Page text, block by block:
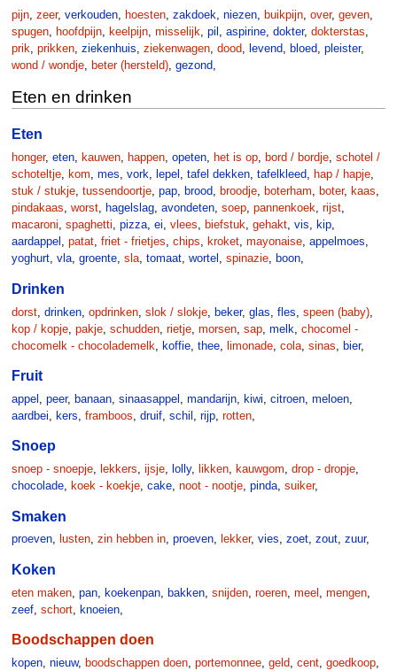
pijn, zeer, verkouden, hoesten, zakdoek niezen, buikpijn, over, geven,
spugen, hoofdpijn, keelpijn, misselijk pil aspirine, dokter, dokterstas
prik
prikken, ziekenhuis ziekenwagen, dood levend bloed pleister,
wond / wondje, beter (hersteld), gezond
Eten en drinken
Eten
honger, eten, kauwen, happen, opeten, het is op, bord / bordje, schotel /
schoteltje, kom, mes, vork, lepel , tafel dekken, tafelkleed, hap / hapje,
stuk / stukje, tussendoortje, pap, brood, broodje, boterham, boter, kaas,
pindakaas, worst, hagelslag, avondeten, soep, pannenkoek, rijst,
macaroni, spaghetti, pizza, ei, vlees, biefstuk, gehakt, vis, kip,
aardappel , patat, friet - frietjes, chips, kroket, mayonaise, appelmoes,
yoghurt, vla, groente, sla, tomaat, wortel , spinazie, boon,
Drinken
dorst, drinken, opdrinken, slok / slokje, beker, glas fles speen (baby),
kop / kopje, pakje, schudden, rietje, morsen, sap, melk
chocomel -
chocomelk - chocolademelk
koffie, thee, limonade, cola, sinas bier,
Fruit
appel , peer, banaan, sinaasappel , mandarijn, kiwi, citroen, meloen,
aardbei, kers, framboos, druif, schil , rijp, rotten,
Snoep
snoep - snoepje, lekkers, ijsje, lolly, likken, kauwgom, drop - dropje,
chocolade, koek - koekje, cake, noot - nootje, pinda, suiker,
Smaken
proeven, lusten, zin hebben in, proeven, lekker, vies, zoet, zout, zuur,
Koken
eten maken, pan, koekenpan, bakken, snijden, roeren, meel mengen,
zeef, schort, knoeien,
Boodschappen doen
kopen, nieuw, boodschappen doen, portemonnee, geld, cent, goedkoop,